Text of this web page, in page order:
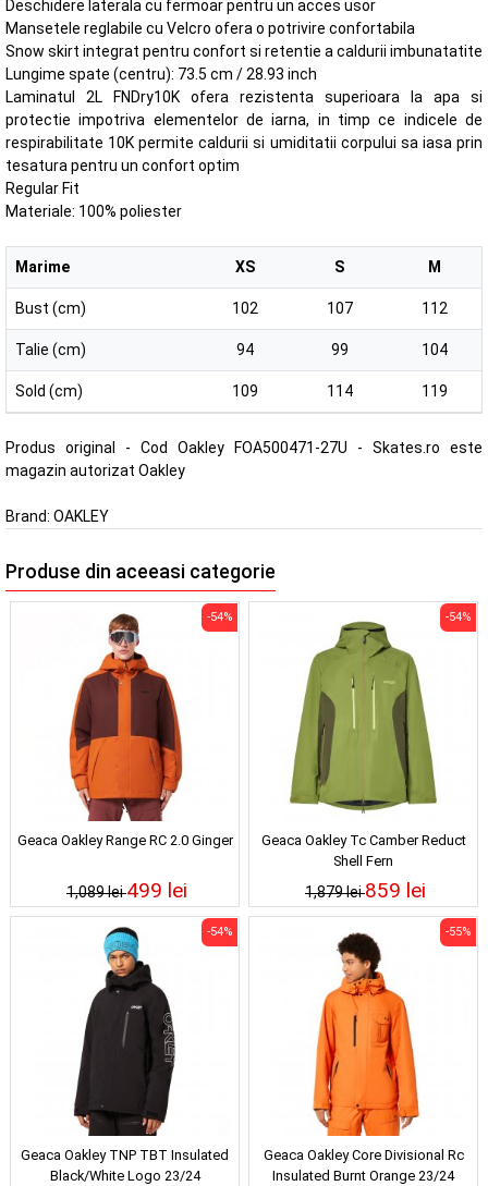
Deschidere laterala cu fermoar pentru un acces usor
Mansetele reglabile cu Velcro ofera o potrivire confortabila
Snow skirt integrat pentru confort si retentie a caldurii imbunatatite
Lungime spate (centru): 73.5 cm / 28.93 inch
Laminatul 2L FNDry10K ofera rezistenta superioara la apa si
protectie impotriva elementelor de iarna, in timp ce indicele de
respirabilitate 10K permite caldurii si umiditatii corpului sa iasa prin
tesatura pentru un confort optim
Regular Fit
Materiale: 100% poliester
Marime XS S M
Bust (cm) 102 107 112
Talie (cm) 94 99 104
Sold (cm) 109 114 119
Produs original - Cod Oakley FOA500471-27U - Skates.ro este
magazin autorizat Oakley
Brand: OAKLEY
Produse din aceeasi categorie
Geaca Oakley Range RC 2.0 Ginger
1,089 lei
-54%
499 lei
Geaca Oakley Tc Camber Reduct
Shell Fern
1,879 lei
-54%
859 lei
Geaca Oakley TNP TBT Insulated
Black/White Logo 23/24
-54%
Geaca Oakley Core Divisional Rc
Insulated Burnt Orange 23/24
-55%